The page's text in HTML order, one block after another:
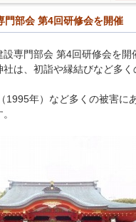
部会 第4回研修会を開催
専門部会 第4回研修会を開
は、初詣や縁結びなど多
1995年）など多くの被害に